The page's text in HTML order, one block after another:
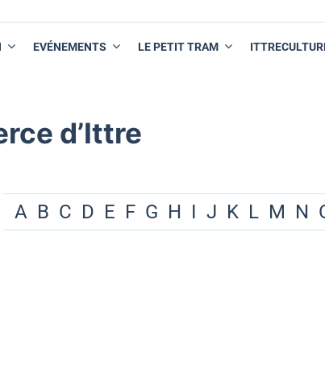
EVÉNEMENTS LE PETIT TRAM
d’Ittre
A B C D E F G H I J K L M N